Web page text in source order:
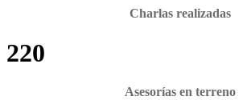
Charlas realizadas
220
Asesorías en terreno